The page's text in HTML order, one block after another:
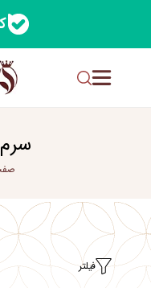
فیلتر